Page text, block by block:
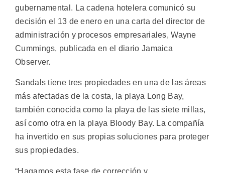
gubernamental. La cadena hotelera comunicó su
decisión el 13 de enero en una carta del director de
administración y procesos empresariales, Wayne
Cummings, publicada en el diario Jamaica
Observer.
Sandals tiene tres propiedades en una de las áreas
más afectadas de la costa, la playa Long Bay,
también conocida como la playa de las siete millas,
así como otra en la playa Bloody Bay. La compañía
ha invertido en sus propias soluciones para proteger
sus propiedades.
“Hagamos esta fase de corrección y